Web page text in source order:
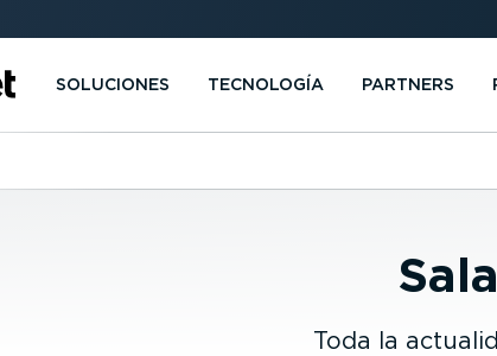
SOLUCIONES TECNOLOGÍA PARTNERS
Toda la